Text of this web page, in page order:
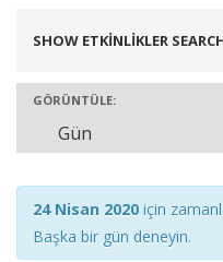
Search
and
Views
Navigation
SHOW ETKINLIKLER
Etkinlik
Views
Navigation
GÖRÜNTÜLE:
Gün
24 Nisan 2020 için
Başka bir gün deneyin.